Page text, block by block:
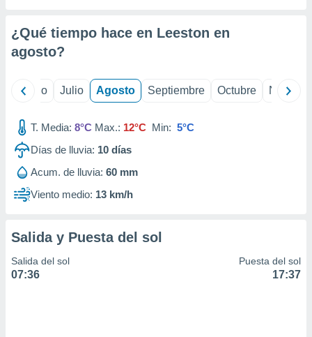
e
mediante
publicidad
publicidad
de
1199
¿Qué tiempo hace en Leeston en
agosto?
Junio Julio Agosto Septiembre Octubre
T. Media: 8°C Max.: 12°C Min: 5°C
Días de lluvia: 10 días
Acum. de lluvia: 60 mm
Viento medio: 13 km/h
Salida y Puesta del sol
Salida del sol
07:36
Puesta del sol
17:37